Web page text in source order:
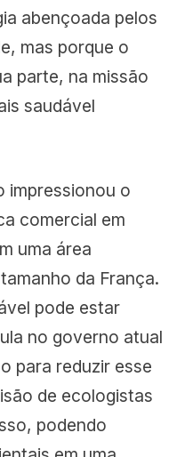
abençoada pelos
mas porque o
parte, na missão
saudável
impressionou o
comercial em
uma área
da França.
pode estar
no governo atual
para reduzir esse
de ecologistas
podendo